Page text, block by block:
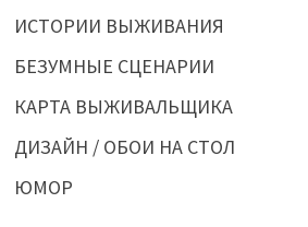
ИСТОРИИ ВЫЖИВАНИЯ
БЕЗУМНЫЕ СЦЕНАРИИ
КАРТА ВЫЖИВАЛЬЩИКА
ДИЗАЙН / ОБОИ НА СТОЛ
ЮМОР